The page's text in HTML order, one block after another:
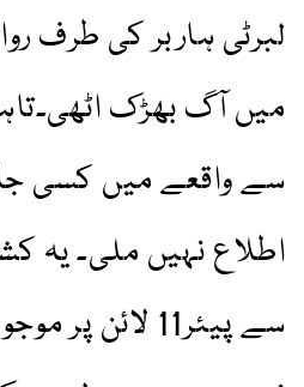
لبرٹی ہاربر کی طرف
میں آگ بھڑک
سے واقعے میں کسی
اطلاع نہیں ملی۔
سے پیئر11 لائن